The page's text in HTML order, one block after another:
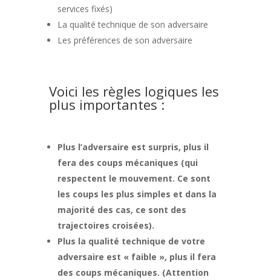
services fixés)
La qualité technique de son adversaire
Les préférences de son adversaire
Voici les règles logiques les
plus importantes :
Plus l’adversaire est surpris, plus il
fera des coups mécaniques (qui
respectent le mouvement. Ce sont
les coups les plus simples et dans la
majorité des cas, ce sont des
trajectoires croisées).
Plus la qualité technique de votre
adversaire est « faible », plus il fera
des coups mécaniques. (Attention